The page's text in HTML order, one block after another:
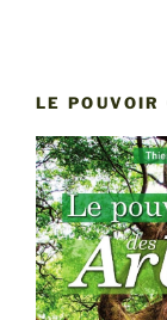
LE POUVOIR